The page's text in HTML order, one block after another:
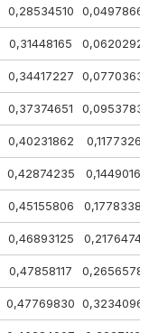
0,28534510
0,31448165
0,34417227
0,37374651
0,40231862 0,11773261
0,42874235 0,14490167
0,45155806 0,17783387
0,46893125 0,21764743
0,47858117
0,47769830